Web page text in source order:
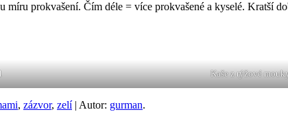
prokvašení. Čím déle = více prokvašené a kyselé. Kratší
Kaše z rýžové
, zázvor, zelí| Autor: gurman.